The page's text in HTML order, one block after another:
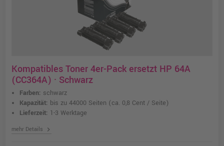
Kompatibles Toner 4er-Pack ersetzt HP 64A
(CC364A) · Schwarz
Farben: schwarz
Kapazität: bis zu 44000 Seiten (ca. 0,8 Cent / Seite)
Lieferzeit: 1-3 Werktage
mehr Details chevron_right